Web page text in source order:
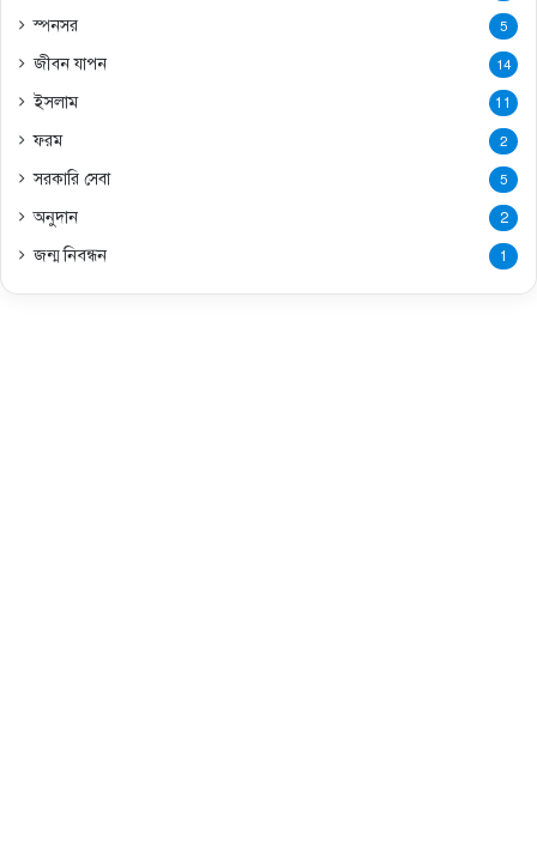
স্পনসর 5
জীবন যাপন 14
ইসলাম 11
ফরম 2
সরকারি সেবা 5
অনুদান 2
জন্ম নিবন্ধন 1